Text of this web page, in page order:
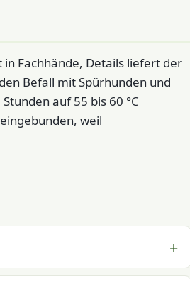
Fachhände, Details liefert der
Befall mit Spürhunden und
auf 55 bis 60 °C
weil